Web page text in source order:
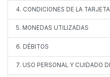
4. CONDICIONES DE LA TARJETA
5. MONEDAS UTILIZADAS
6. DÉBITOS
7. USO PERSONAL Y CUIDADO